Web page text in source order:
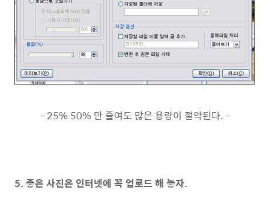
- 25% 50% 만 줄여도 많은 용량이 절약된다. -
5. 좋은 사진은 인터넷에 꼭 업로드 해 놓자.